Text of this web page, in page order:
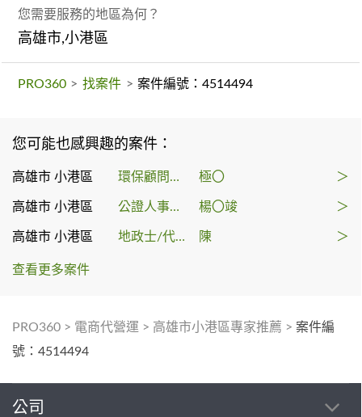
您需要服務的地區為何？
高雄市,小港區
PRO360 > 找案件 > 案件編號：4514494
您可能也感興趣的案件：
高雄市 小港區 環保顧問公司 極〇 ＞
高雄市 小港區 公證人事務所 楊〇竣 ＞
高雄市 小港區 地政士/代書 陳 ＞
查看更多案件
PRO360 > 電商代營運 > 高雄市小港區專家推薦 > 案件編
號：4514494
公司